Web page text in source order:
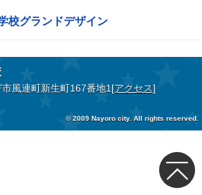
校グランドデザイン
風連町新生町167番地1 [アクセス]
© 2009 Nayoro city. All rights reserved.